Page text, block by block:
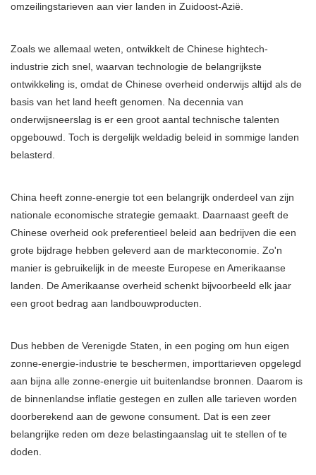
omzeilingstarieven aan vier landen in Zuidoost-Azië.
Zoals we allemaal weten, ontwikkelt de Chinese hightech-
industrie zich snel, waarvan technologie de belangrijkste
ontwikkeling is, omdat de Chinese overheid onderwijs altijd als de
basis van het land heeft genomen. Na decennia van
onderwijsneerslag is er een groot aantal technische talenten
opgebouwd. Toch is dergelijk weldadig beleid in sommige landen
belasterd.
China heeft zonne-energie tot een belangrijk onderdeel van zijn
nationale economische strategie gemaakt. Daarnaast geeft de
Chinese overheid ook preferentieel beleid aan bedrijven die een
grote bijdrage hebben geleverd aan de markteconomie. Zo'n
manier is gebruikelijk in de meeste Europese en Amerikaanse
landen. De Amerikaanse overheid schenkt bijvoorbeeld elk jaar
een groot bedrag aan landbouwproducten.
Dus hebben de Verenigde Staten, in een poging om hun eigen
zonne-energie-industrie te beschermen, importtarieven opgelegd
aan bijna alle zonne-energie uit buitenlandse bronnen. Daarom is
de binnenlandse inflatie gestegen en zullen alle tarieven worden
doorberekend aan de gewone consument. Dat is een zeer
belangrijke reden om deze belastingaanslag uit te stellen of te
doden.